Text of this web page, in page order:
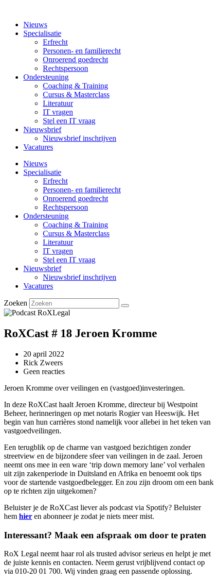
Nieuws
Specialisatie
Erfrecht
Personen- en familierecht
Onroerend goedrecht
Rechtspersoon
Ondersteuning
Coaching & Training
Cursus & Masterclass
Literatuur
IT vragen
Stel een IT vraag
Nieuwsbrief
Nieuwsbrief inschrijven
Vacatures
Nieuws
Specialisatie
Erfrecht
Personen- en familierecht
Onroerend goedrecht
Rechtspersoon
Ondersteuning
Coaching & Training
Cursus & Masterclass
Literatuur
IT vragen
Stel een IT vraag
Nieuwsbrief
Nieuwsbrief inschrijven
Vacatures
Zoeken
RoXCast # 18 Jeroen Kromme
20 april 2022
Rick Zweers
Geen reacties
Jeroen Kromme over veilingen en (vastgoed)investeringen.
In deze RoXCast haalt Jeroen Kromme, directeur bij Westpoint
Beheer, herinneringen op met notaris Rogier van Heeswijk. Het
begin van hun carrières stond namelijk voor allebei in het teken van
vastgoedveilingen.
Een terugblik op de charme van vastgoed bezichtigen zonder
streetview en de bijzondere sfeer van veilingen in de zaal. Jeroen
neemt ons mee in een ware ‘trip down memory lane’ vol verhalen
uit zijn zakenperiode in Duitsland en Afrika en benoemt ook tips
voor de startende vastgoedbelegger. En zou zijn droom om een bank
op te richten zijn uitgekomen?
Beluister je de RoXCast liever als podcast via Spotify? Beluister
hem hier en abonneer je zodat je niets meer mist.
Interessant? Maak een afspraak om door te praten
RoX Legal neemt haar rol als trusted advisor serieus en helpt je met
de juiste kennis en contacten. Neem gerust vrijblijvend contact op
via 010-20 01 700. Wij vinden graag een passende oplossing.